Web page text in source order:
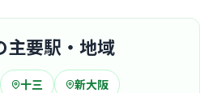
主要駅・地域
十三
新大阪